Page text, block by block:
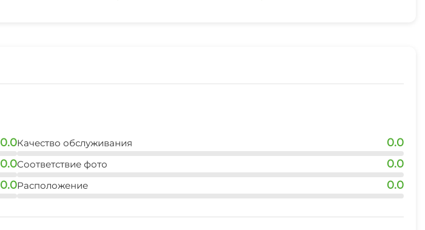
0.0
0.0
0.0
Качество обслуживания 0.0
Соответствие фото 0.0
Расположение 0.0